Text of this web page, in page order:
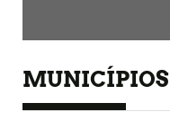
MUNICÍPIOS